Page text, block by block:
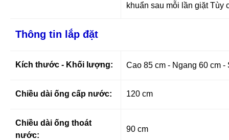
khuẩn sau mỗi lần giặt Tùy
Thông tin lắp đặt
Kích thước - Khối lượng: Cao 85 cm - Ngang 60 cm
Chiều dài ống cấp nước: 120 cm
Chiều dài ống thoát
nước:
90 cm